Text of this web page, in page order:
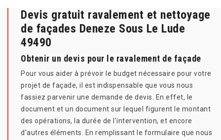
Devis gratuit ravalement et nettoyage
de façades Deneze Sous Le Lude
49490
Obtenir un devis pour le ravalement de façade
Pour vous aider à prévoir le budget nécessaire pour votre
projet de façade, il est indispensable que vous nous
fassiez parvenir une demande de devis. En effet, le
document et un document sur lequel figurent le montant
des opérations, la durée de l'intervention, et encore
d'autres éléments. En remplissant le formulaire que nous